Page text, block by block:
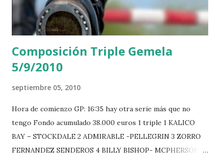
Composición Triple Gemela
5/9/2010
septiembre 05, 2010
Hora de comienzo GP: 16:35 hay otra serie más que no
tengo Fondo acumulado 38.000 euros 1 triple 1 KALICO
BAY – STOCKDALE 2 ADMIRABLE -PELLEGRIN 3 ZORRO
FERNANDEZ SENDEROS 4 BILLY BISHOP- MCPHERSON 5